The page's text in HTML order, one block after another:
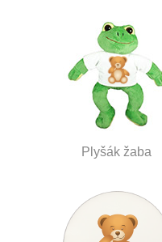
Plyšák žaba